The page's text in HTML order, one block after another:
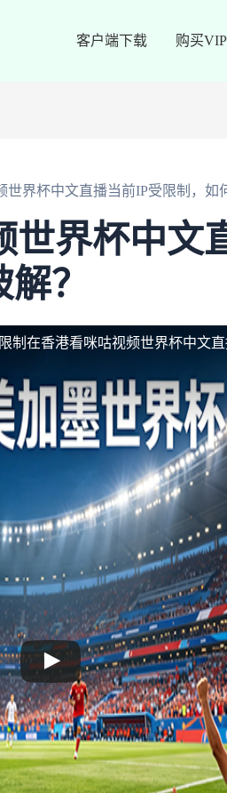
客户端下载 购买VIP
世界杯中文直播当前IP受限制，如
世界杯中文
？
制 在香港看咪咕视频世界杯中文